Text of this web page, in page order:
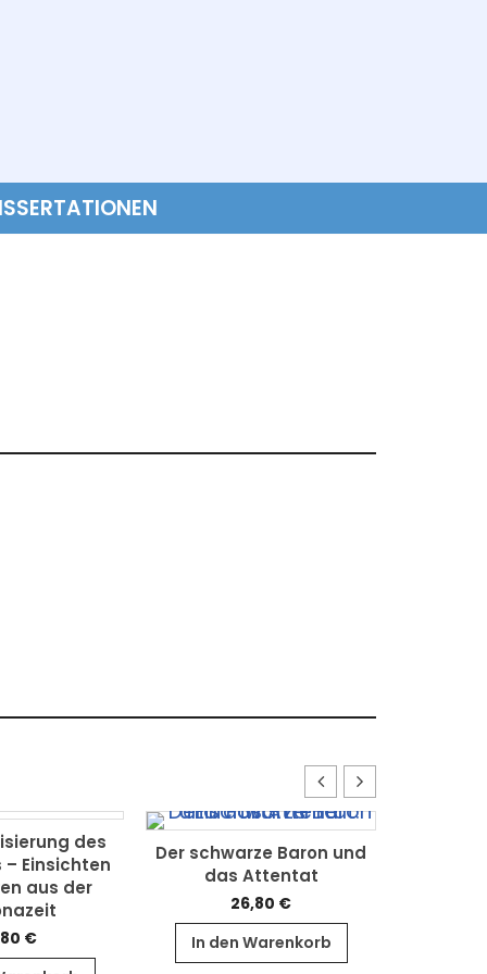
des
– Einsichten
aus der
€
Der schwarze Baron und
das Attentat
26,80 €
In den Warenkorb